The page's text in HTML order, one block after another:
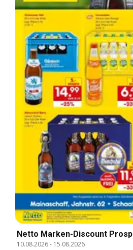
Netto Marken-Discount
10.08.2026- 15.08.2026